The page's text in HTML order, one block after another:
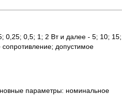
0,25; 0,5; 1; 2 Вт и далее - 5; 10; 15;
допустимое
параметры: номинальное